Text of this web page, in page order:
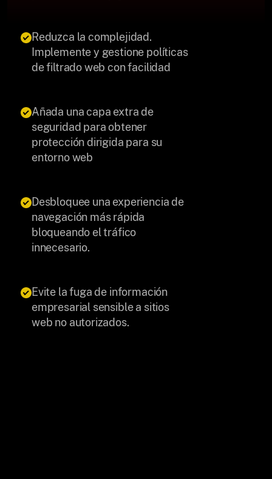
Reduzca la complejidad.
Implemente y gestione políticas
de filtrado web con facilidad
Añada una capa extra de
seguridad para obtener
protección dirigida para su
entorno web
Desbloquee una experiencia de
navegación más rápida
bloqueando el tráfico
innecesario.
Evite la fuga de información
empresarial sensible a sitios
web no autorizados.